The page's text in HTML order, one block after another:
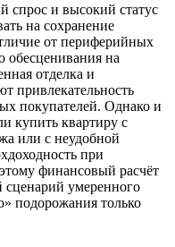
спрос и высокий статус
на сохранение
от периферийных
обесценивания на
отделка и
привлекательность
покупателей. Однако и
купить квартиру с
или с неудобной
при
финансовый расчёт
сценарий умеренного
подорожания только